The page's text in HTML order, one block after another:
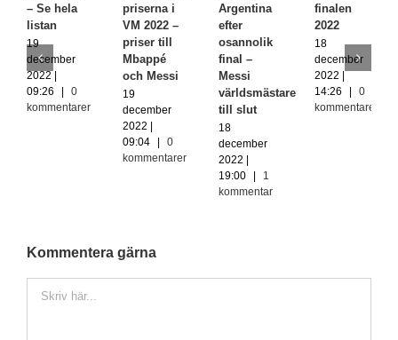
– Se hela
listan
19
december
2022 |
09:26
0
kommentarer
priserna i
VM 2022 –
priser till
Mbappé
och Messi
19
december
2022 |
09:04
0
kommentarer
Argentina
efter
osannolik
final –
Messi
världsmästare
till slut
18
december
2022 |
19:00
1
kommentar
finalen
2022
18
december
2022 |
14:26
0
kommentarer
Kommentera gärna